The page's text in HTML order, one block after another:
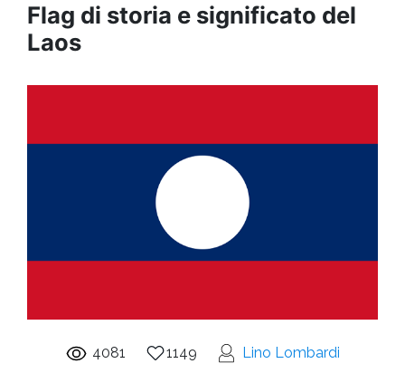
Flag di storia e significato del
Laos
4081 1149 Lino Lombardi